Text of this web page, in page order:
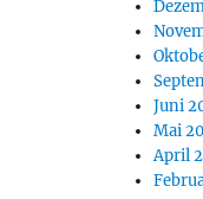
Juni
Mai
April